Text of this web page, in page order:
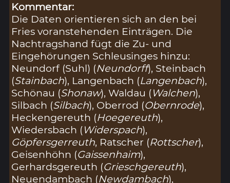
Kommentar:
Die Daten orientieren sich an den bei
Fries voranstehenden Einträgen. Die
Nachtragshand fügt die Zu- und
Eingehörungen Schleusinges hinzu:
Neundorf (Suhl) (Neundorff), Steinbach
(Stainbach), Langenbach (Langenbach),
Schönau (Shonaw), Waldau (Walchen),
Silbach (Silbach), Oberrod (Obernrode),
Heckengereuth (Hoegereuth),
Wiedersbach (Widerspach),
Göpfersgerreuth, Ratscher (Rottscher),
Geisenhöhn (Gaissenhaim),
Gerhardsgereuth (Grieschgereuth),
Neuendambach (Newdambach),